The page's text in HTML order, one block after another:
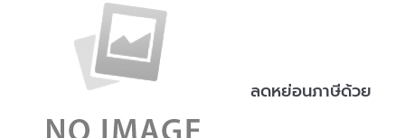
ลดหย่อนภาษีด้วย